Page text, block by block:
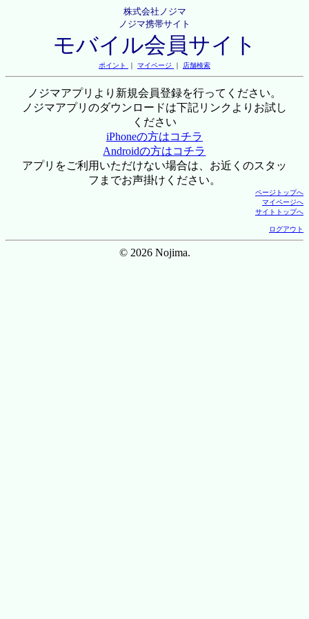
株式会社ノジマ
ノジマ携帯サイト
モバイル会員サイト
ポイント ｜ マイページ ｜ 店舗検索
ノジマアプリより新規会員登録を行ってください。
ノジマアプリのダウンロードは下記リンクよりお試し
ください
iPhoneの方はコチラ
Androidの方はコチラ
アプリをご利用いただけない場合は、お近くのスタッ
フまでお声掛けください。
ページトップへ
マイページへ
サイトトップへ
ログアウト
© 2026 Nojima.